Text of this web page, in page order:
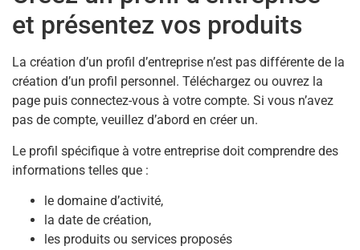
et présentez vos produits
La création d’un profil d’entreprise n’est pas différente de la
création d’un profil personnel. Téléchargez ou ouvrez la
page puis connectez-vous à votre compte. Si vous n’avez
pas de compte, veuillez d’abord en créer un.
Le profil spécifique à votre entreprise doit comprendre des
informations telles que :
le domaine d’activité,
la date de création,
les produits ou services proposés